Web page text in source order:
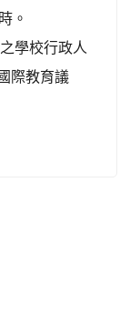
。
學校行政人
際教育議